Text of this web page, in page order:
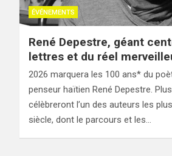
ÉVÉNEMENTS
René Depestre, géant
lettres et du réel
2026 marquera les 100 ans* du
penseur haïtien René Depestre.
célèbreront l’un des auteurs les
siècle, dont le parcours et les…